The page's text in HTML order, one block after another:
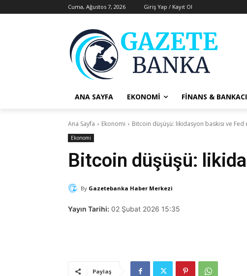
Cuma, Ağustos 7, 2026 Giriş Yap / Kayıt Ol
ANA SAYFA EKONOMI FINANS &
Ana Sayfa Ekonomi Bitcoin düşüşü: likidasyon baskısı ve Fed
Ekonomi
Bitcoin düşüşü:
By Gazetebanka Haber Merkezi
Yayın Tarihi: 02 Şubat 2026 15:35
Paylaş